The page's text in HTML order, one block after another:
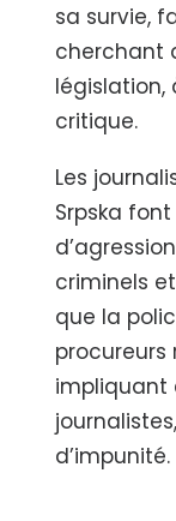
sa survie,
cherchant
législation,
critique.
Les
Srpska
criminels
que la
impliquant
d’impunité.